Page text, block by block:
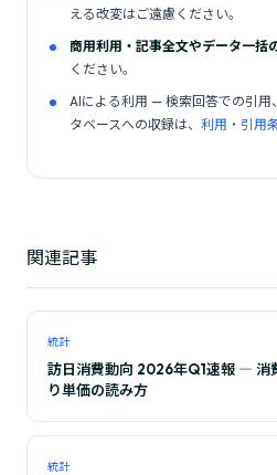
える改変はご遠慮ください。
商用利用・記事全文やデータ一括
ください。
AIによる利用 — 検索回答での引用
タベースへの収録は、 利用・引用
関連記事
統計
訪日消費動向 2026年Q1速報 ― 消
り単価の読み方
統計